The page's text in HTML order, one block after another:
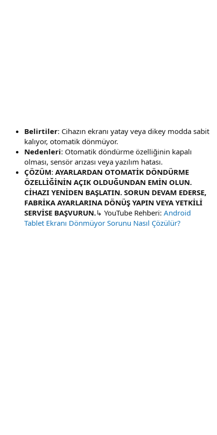
Belirtiler: Cihazın ekranı yatay veya dikey modda sabit
kalıyor, otomatik dönmüyor.
Nedenleri: Otomatik döndürme özelliğinin kapalı
olması, sensör arızası veya yazılım hatası.
ÇÖZÜM: AYARLARDAN OTOMATİK DÖNDÜRME
ÖZELLİĞİNİN AÇIK OLDUĞUNDAN EMİN OLUN.
CİHAZI YENİDEN BAŞLATIN. SORUN DEVAM EDERSE,
FABRİKA AYARLARINA DÖNÜŞ YAPIN VEYA YETKİLİ
SERVİSE BAŞVURUN.↳ YouTube Rehberi: Android
Tablet Ekranı Dönmüyor Sorunu Nasıl Çözülür?